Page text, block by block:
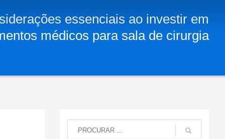
essenciais ao investir em
médicos para sala de cirurgia